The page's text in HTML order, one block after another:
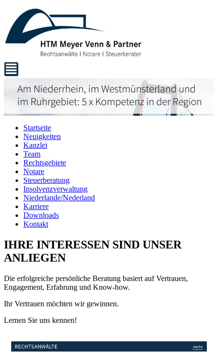
Startseite
Neuigkeiten
Kanzlei
Team
Rechtsgebiete
Notare
Steuerberatung
Insolvenzverwaltung
Niederlande/Nederland
Karriere
Downloads
Kontakt
IHRE INTERESSEN SIND UNSER
ANLIEGEN
Die erfolgreiche persönliche Beratung basiert auf Vertrauen,
Engagement, Erfahrung und Know-how.
Ihr Vertrauen möchten wir gewinnen.
Lernen Sie uns kennen!